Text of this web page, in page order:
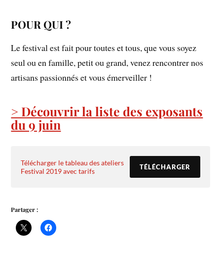
POUR QUI ?
Le festival est fait pour toutes et tous, que vous soyez
seul ou en famille, petit ou grand, venez rencontrer nos
artisans passionnés et vous émerveiller !
> Découvrir la liste des exposants
du 9 juin
Télécharger le tableau des ateliers
Festival 2019 avec tarifs
TÉLÉCHARGER
Partager :